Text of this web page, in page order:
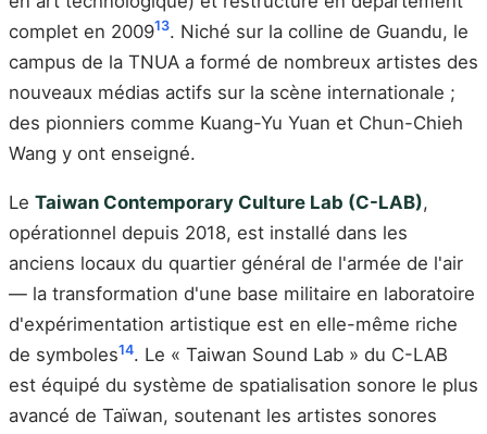
complet en 200913. Niché sur la colline de Guandu, le
campus de la TNUA a formé de nombreux artistes des
nouveaux médias actifs sur la scène internationale ;
des pionniers comme Kuang-Yu Yuan et Chun-Chieh
Wang y ont enseigné.
Le Taiwan Contemporary Culture Lab (C-LAB),
opérationnel depuis 2018, est installé dans les
anciens locaux du quartier général de l'armée de l'air
— la transformation d'une base militaire en laboratoire
d'expérimentation artistique est en elle-même riche
de symboles14. Le « Taiwan Sound Lab » du C-LAB
est équipé du système de spatialisation sonore le plus
avancé de Taïwan, soutenant les artistes sonores